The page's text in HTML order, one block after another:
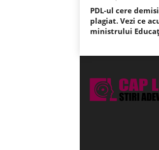
PDL-ul cere
plagiat. Vezi ce
ministrului